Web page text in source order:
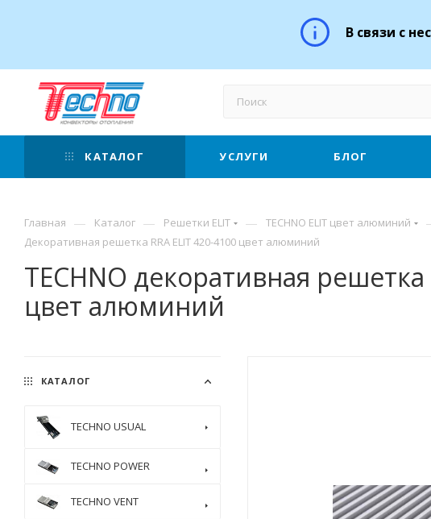
В связи с
КАТАЛОГ УСЛУГИ БЛОГ
Главная — Каталог — Решетки ELIT — TECHNO ELIT цвет алюминий
Декоративная решетка RRA ELIT 420-4100 цвет алюминий
TECHNO декоративная
цвет алюминий
КАТАЛОГ
TECHNO USUAL
TECHNO POWER
TECHNO VENT